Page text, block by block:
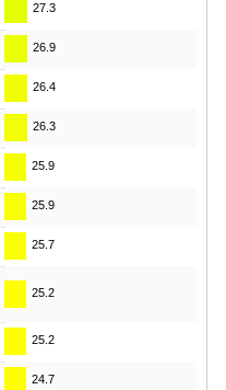
27.3
26.9
26.4
26.3
25.9
25.9
25.7
25.2
25.2
24.7